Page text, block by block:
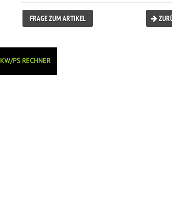
FRAGE ZUM ARTIKEL
KW/PS RECHNER